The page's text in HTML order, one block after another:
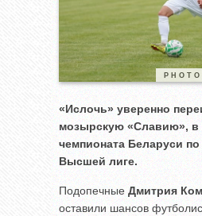
«Ислочь» уверенно
мозырскую «Славию», в
чемпионата Беларуси
Высшей лиге.
Подопечные Дмитрия
оставили шансов